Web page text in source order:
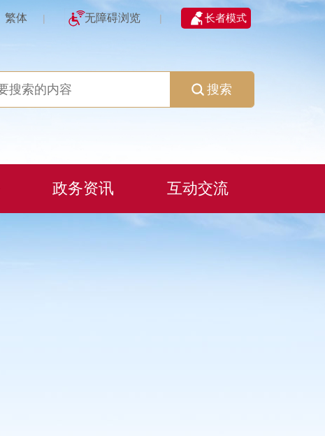
繁体 | 无障碍浏览 | 长者模式
搜索
政务资讯 互动交流